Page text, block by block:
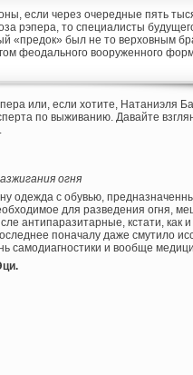
если через очередные пять
рэпера, то специалисты
«предок» был не то верховным
феодального вооруженного
или, если хотите, Натаниэля
по выживанию. Давайте
огня
одежда с обувью,
для разведения огня,
антипаразитарные, кстати,
поначалу даже смутило
самодиагностики и вообще